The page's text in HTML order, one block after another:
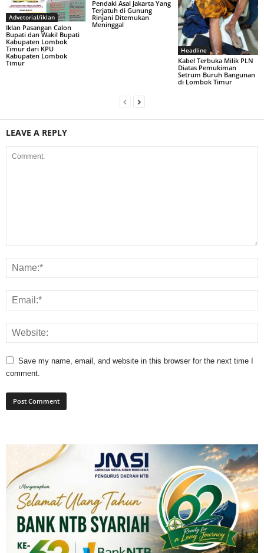
Advetorial/iklan
Iklan Pasangan Calon
Bupati dan Wakil Bupati
Kabupaten Lombok
Timur dari KPU
Kabupaten Lombok
Timur
Pendaki Asal Jakarta Yang
Terjatuh di Gunung
Rinjani Ditemukan
Meninggal
Headline
Kabel Terbuka Milik PLN
Diatas Pemukiman
Setrum Buruh Bangunan
di Lombok Timur
LEAVE A REPLY
Save my name, email, and website in this browser for the next time I
comment.